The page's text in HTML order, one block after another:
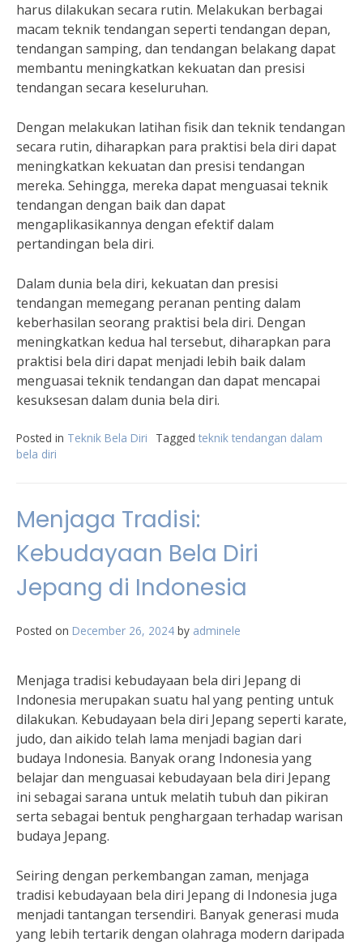
harus dilakukan secara rutin. Melakukan berbagai
macam teknik tendangan seperti tendangan depan,
tendangan samping, dan tendangan belakang dapat
membantu meningkatkan kekuatan dan presisi
tendangan secara keseluruhan.
Dengan melakukan latihan fisik dan teknik tendangan
secara rutin, diharapkan para praktisi bela diri dapat
meningkatkan kekuatan dan presisi tendangan
mereka. Sehingga, mereka dapat menguasai teknik
tendangan dengan baik dan dapat
mengaplikasikannya dengan efektif dalam
pertandingan bela diri.
Dalam dunia bela diri, kekuatan dan presisi
tendangan memegang peranan penting dalam
keberhasilan seorang praktisi bela diri. Dengan
meningkatkan kedua hal tersebut, diharapkan para
praktisi bela diri dapat menjadi lebih baik dalam
menguasai teknik tendangan dan dapat mencapai
kesuksesan dalam dunia bela diri.
Posted in Teknik Bela Diri Tagged teknik tendangan dalam
bela diri
Menjaga Tradisi:
Kebudayaan Bela Diri
Jepang di Indonesia
Posted on December 26, 2024 by adminele
Menjaga tradisi kebudayaan bela diri Jepang di
Indonesia merupakan suatu hal yang penting untuk
dilakukan. Kebudayaan bela diri Jepang seperti karate,
judo, dan aikido telah lama menjadi bagian dari
budaya Indonesia. Banyak orang Indonesia yang
belajar dan menguasai kebudayaan bela diri Jepang
ini sebagai sarana untuk melatih tubuh dan pikiran
serta sebagai bentuk penghargaan terhadap warisan
budaya Jepang.
Seiring dengan perkembangan zaman, menjaga
tradisi kebudayaan bela diri Jepang di Indonesia juga
menjadi tantangan tersendiri. Banyak generasi muda
yang lebih tertarik dengan olahraga modern daripada